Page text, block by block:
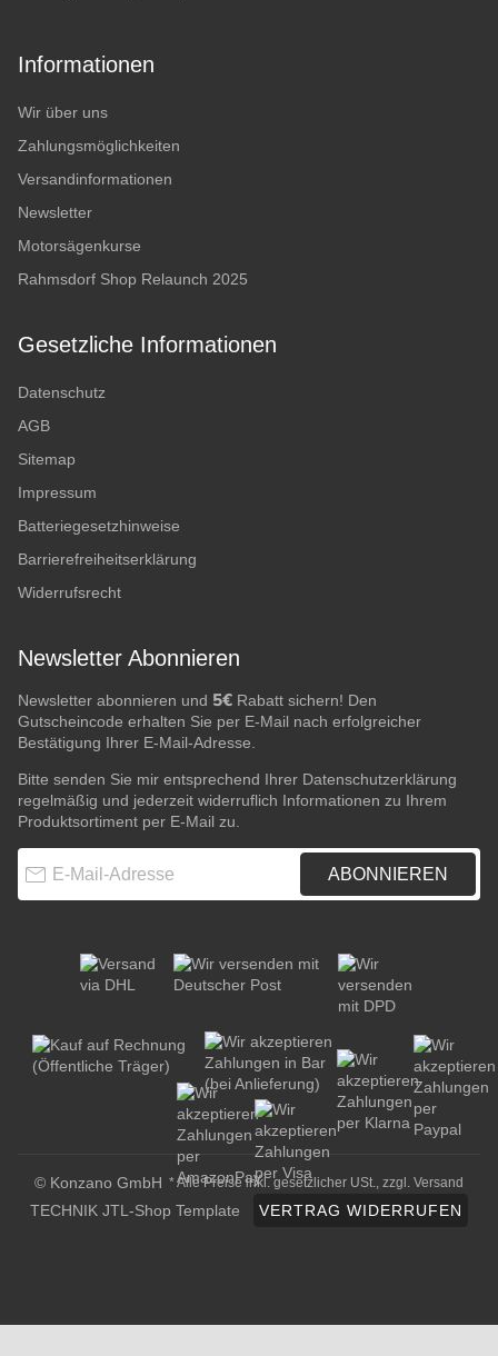
Informationen
Wir über uns
Zahlungsmöglichkeiten
Versandinformationen
Newsletter
Motorsägenkurse
Rahmsdorf Shop Relaunch 2025
Gesetzliche Informationen
Datenschutz
AGB
Sitemap
Impressum
Batteriegesetzhinweise
Barrierefreiheitserklärung
Widerrufsrecht
Newsletter Abonnieren
Newsletter abonnieren und 5€ Rabatt sichern! Den
Gutscheincode erhalten Sie per E-Mail nach erfolgreicher
Bestätigung Ihrer E-Mail-Adresse.
Bitte senden Sie mir entsprechend Ihrer Datenschutzerklärung
regelmäßig und jederzeit widerruflich Informationen zu Ihrem
Produktsortiment per E-Mail zu.
ABONNIEREN
© Konzano GmbH * Alle Preise inkl. gesetzlicher USt., zzgl. Versand
TECHNIK JTL-Shop Template VERTRAG WIDERRUFEN